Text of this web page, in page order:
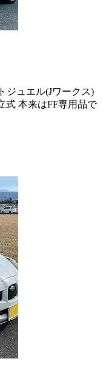
ジュエル(Jワークス)
式 本来はFF専用品で